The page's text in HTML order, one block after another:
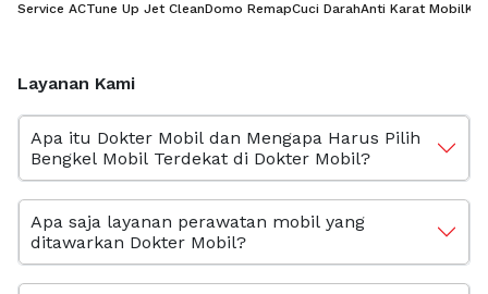
Service ACTune Up Jet CleanDomo RemapCuci DarahAnti Karat Mobil
Layanan Kami
Apa itu Dokter Mobil dan Mengapa Harus Pilih
Bengkel Mobil Terdekat di Dokter Mobil?
Apa saja layanan perawatan mobil yang
ditawarkan Dokter Mobil?